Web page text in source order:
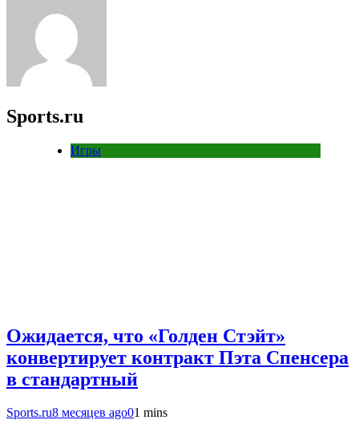
Sports.ru
Игры
Ожидается, что «Голден Стэйт»
конвертирует контракт Пэта Спенсера
в стандартный
Sports.ru8 месяцев ago01 mins